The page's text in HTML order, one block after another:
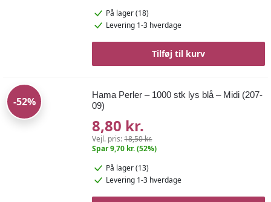
På lager (18)
Levering 1-3 hverdage
Tilføj til kurv
-52%
Hama Perler – 1000 stk lys blå – Midi (207-
09)
8,80 kr.
Vejl. pris:18,50 kr.
Spar 9,70 kr. (52%)
På lager (13)
Levering 1-3 hverdage